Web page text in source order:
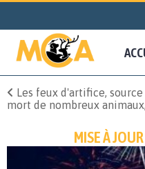
Les feux d'artifice,
mort de nombreux animaux,
MISE À